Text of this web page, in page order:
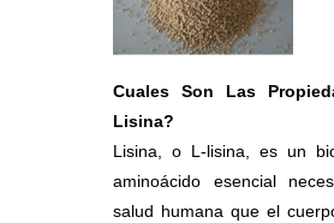
Cuales Son Las
Lisina?
Lisina, o L-lisina, es un
aminoácido esencial
salud humana que el